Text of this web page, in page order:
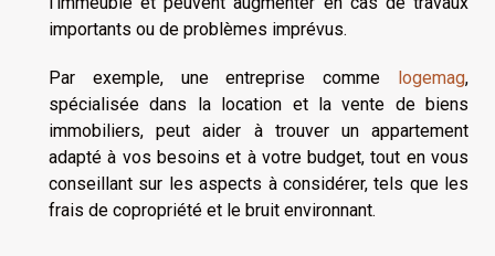
importants ou de problèmes imprévus.
Par exemple, une entreprise comme logemag,
spécialisée dans la location et la vente de biens
immobiliers, peut aider à trouver un appartement
adapté à vos besoins et à votre budget, tout en vous
conseillant sur les aspects à considérer, tels que les
frais de copropriété et le bruit environnant.